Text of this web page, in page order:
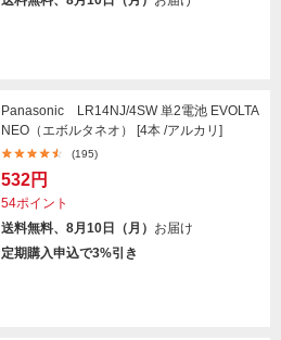
Panasonic LR14NJ/4SW 単2電池 EVOLTA
NEO（エボルタネオ） [4本 /アルカリ]
(195)
532円
54ポイント
送料無料、8月10日（月） お届け
定期購入申込で3%引き